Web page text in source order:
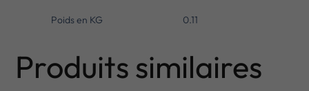
Poids en KG 0.11
Produits similaires